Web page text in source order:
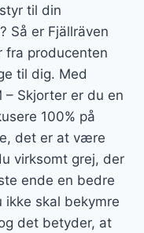
til din
Så er Fjällräven
fra producenten
til dig. Med
Skjorter er du en
100% på
det er at være
virksomt grej, der
ende en bedre
ikke skal bekymre
det betyder, at